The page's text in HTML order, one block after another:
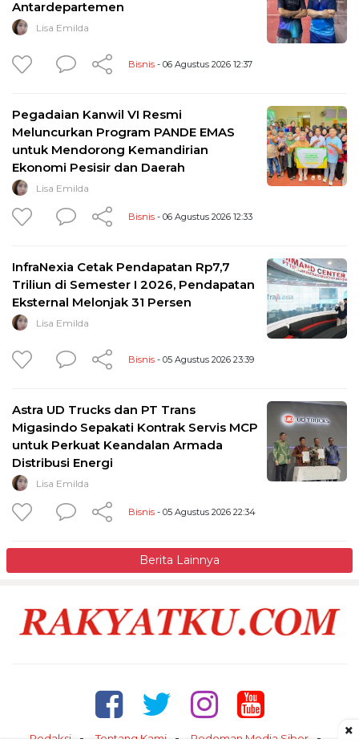
Antardepartemen
Lisa Emilda
Bisnis - 06 Agustus 2026 12:37
Pegadaian Kanwil VI Resmi
Meluncurkan Program PANDE EMAS
untuk Mendorong Kemandirian
Ekonomi Pesisir dan Daerah
Lisa Emilda
Bisnis - 06 Agustus 2026 12:33
InfraNexia Cetak Pendapatan Rp7,7
Triliun di Semester I 2026, Pendapatan
Eksternal Melonjak 31 Persen
Lisa Emilda
Bisnis - 05 Agustus 2026 23:39
Astra UD Trucks dan PT Trans
Migasindo Sepakati Kontrak Servis MCP
untuk Perkuat Keandalan Armada
Distribusi Energi
Lisa Emilda
Bisnis - 05 Agustus 2026 22:34
Berita Lainnya
Redaksi Tentang Kami Pedoman Media Siber ×